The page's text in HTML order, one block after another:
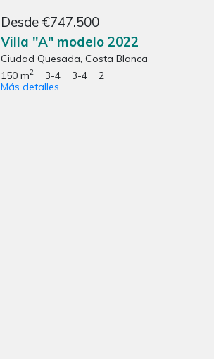
Desde €747.500
Villa "A" modelo 2022
Ciudad Quesada, Costa Blanca
150 m2 3-4 3-4
2
Más detalles